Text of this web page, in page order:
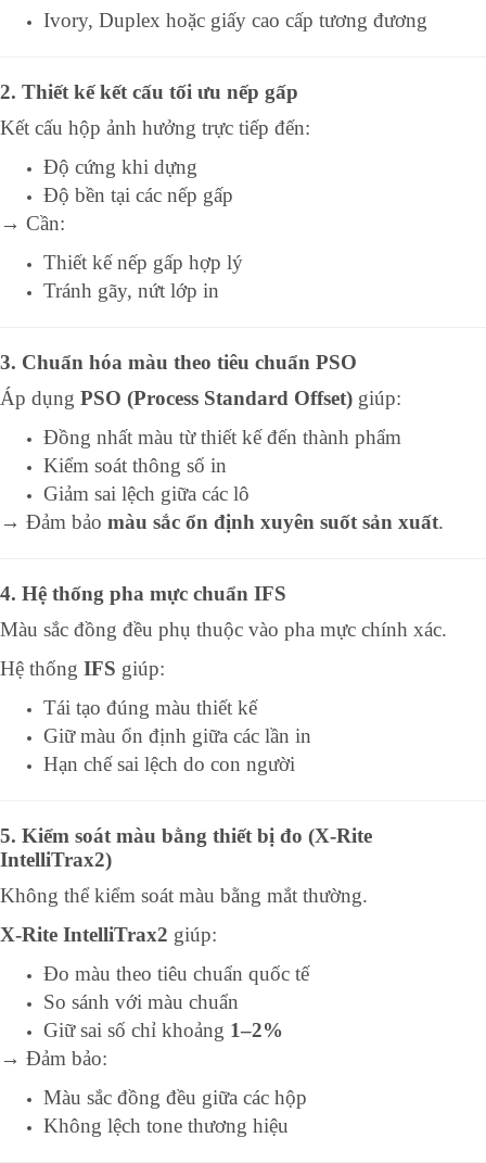
Ivory, Duplex hoặc giấy cao cấp tương đương
2. Thiết kế kết cấu tối ưu nếp gấp
Kết cấu hộp ảnh hưởng trực tiếp đến:
Độ cứng khi dựng
Độ bền tại các nếp gấp
→ Cần:
Thiết kế nếp gấp hợp lý
Tránh gãy, nứt lớp in
3. Chuẩn hóa màu theo tiêu chuẩn PSO
Áp dụng PSO (Process Standard Offset) giúp:
Đồng nhất màu từ thiết kế đến thành phẩm
Kiểm soát thông số in
Giảm sai lệch giữa các lô
→ Đảm bảo màu sắc ổn định xuyên suốt sản xuất.
4. Hệ thống pha mực chuẩn IFS
Màu sắc đồng đều phụ thuộc vào pha mực chính xác.
Hệ thống IFS giúp:
Tái tạo đúng màu thiết kế
Giữ màu ổn định giữa các lần in
Hạn chế sai lệch do con người
5. Kiểm soát màu bằng thiết bị đo (X-Rite
IntelliTrax2)
Không thể kiểm soát màu bằng mắt thường.
X-Rite IntelliTrax2 giúp:
Đo màu theo tiêu chuẩn quốc tế
So sánh với màu chuẩn
Giữ sai số chỉ khoảng 1–2%
→ Đảm bảo:
Màu sắc đồng đều giữa các hộp
Không lệch tone thương hiệu